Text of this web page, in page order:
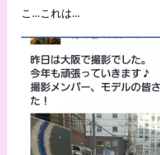
こ…これは…